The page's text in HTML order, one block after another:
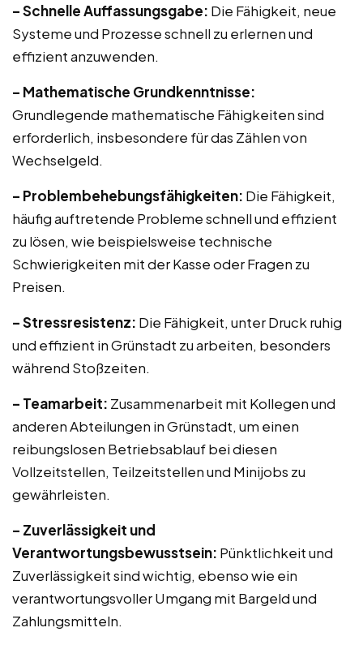
– Schnelle Auffassungsgabe: Die Fähigkeit, neue
Systeme und Prozesse schnell zu erlernen und
effizient anzuwenden.
– Mathematische Grundkenntnisse:
Grundlegende mathematische Fähigkeiten sind
erforderlich, insbesondere für das Zählen von
Wechselgeld.
– Problembehebungsfähigkeiten: Die Fähigkeit,
häufig auftretende Probleme schnell und effizient
zu lösen, wie beispielsweise technische
Schwierigkeiten mit der Kasse oder Fragen zu
Preisen.
– Stressresistenz: Die Fähigkeit, unter Druck ruhig
und effizient in Grünstadt zu arbeiten, besonders
während Stoßzeiten.
– Teamarbeit: Zusammenarbeit mit Kollegen und
anderen Abteilungen in Grünstadt, um einen
reibungslosen Betriebsablauf bei diesen
Vollzeitstellen, Teilzeitstellen und Minijobs zu
gewährleisten.
– Zuverlässigkeit und
Verantwortungsbewusstsein: Pünktlichkeit und
Zuverlässigkeit sind wichtig, ebenso wie ein
verantwortungsvoller Umgang mit Bargeld und
Zahlungsmitteln.